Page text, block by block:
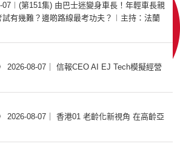
07︱(第151集) 由巴士迷變身車長！年輕車長親
有幾難？邊啲路線最考功夫？︱主持：法蘭
2026-08-07｜ 信報CEO AI EJ Tech模擬經營
2026-08-07｜ 香港01 老齡化新視角 在高齡亞